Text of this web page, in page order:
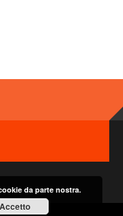
da parte nostra.
Accetto